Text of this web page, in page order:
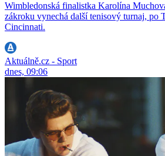
Wimbledonská finalistka Karolína
zákroku vynechá další tenisový turnaj, po
Cincinnati.
Aktuálně.cz - Sport
dnes, 09:06